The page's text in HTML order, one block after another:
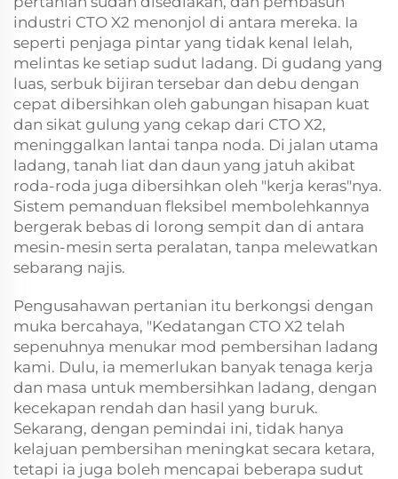
industri CTO X2 menonjol di antara mereka. Ia
seperti penjaga pintar yang tidak kenal lelah,
melintas ke setiap sudut ladang. Di gudang yang
luas, serbuk bijiran tersebar dan debu dengan
cepat dibersihkan oleh gabungan hisapan kuat
dan sikat gulung yang cekap dari CTO X2,
meninggalkan lantai tanpa noda. Di jalan utama
ladang, tanah liat dan daun yang jatuh akibat
roda-roda juga dibersihkan oleh "kerja keras"nya.
Sistem pemanduan fleksibel membolehkannya
bergerak bebas di lorong sempit dan di antara
mesin-mesin serta peralatan, tanpa melewatkan
sebarang najis.
Pengusahawan pertanian itu berkongsi dengan
muka bercahaya, "Kedatangan CTO X2 telah
sepenuhnya menukar mod pembersihan ladang
kami. Dulu, ia memerlukan banyak tenaga kerja
dan masa untuk membersihkan ladang, dengan
kecekapan rendah dan hasil yang buruk.
Sekarang, dengan pemindai ini, tidak hanya
kelajuan pembersihan meningkat secara ketara,
tetapi ia juga boleh mencapai beberapa sudut